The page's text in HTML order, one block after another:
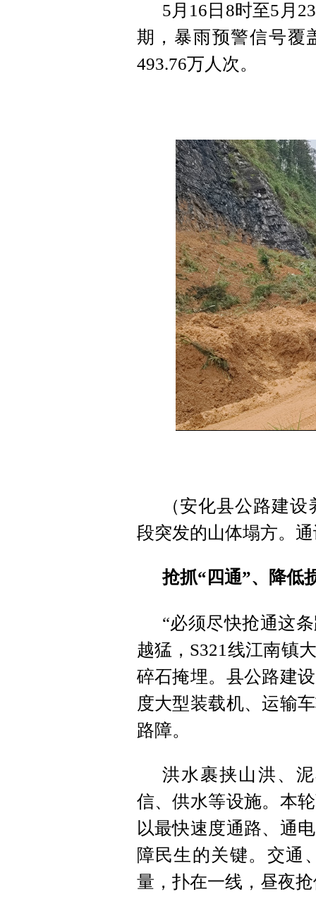
5月16日8时至5月
期，暴雨预警信号覆
493.76万人次。
（安化县公路建
段突发的山体塌方。
抢抓“四通”、降低
“必须尽快抢通这
越猛，S321线江南镇
碎石掩埋。县公路建
度大型装载机、运输
路障。
洪水裹挟山洪、
信、供水等设施。本
以最快速度通路、通
障民生的关键。交通
量，扑在一线，昼夜